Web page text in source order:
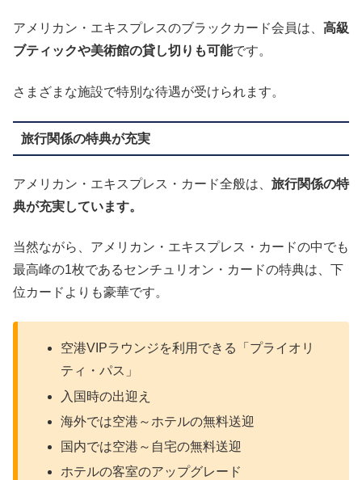
アメリカン・エキスプレスのブラックカード会員は、 高級
ブティックや美術館の貸し切りも可能です。
さまざまな施設で特別な待遇が受けられます。
旅行関係の特典が充実
アメリカン・エキスプレス・カード全般は、 旅行関係の特
典が充実しています。
当然ながら、アメリカン・エキスプレス・カードの中でも
最高峰の1枚であるセンチュリオン・カードの特典は、下
位カードよりも豪華です。
空港VIPラウンジを利用できる「プライオリ
ティ・パス」
入国時の出迎え
海外では空港～ホテルの無料送迎
国内では空港～自宅の無料送迎
ホテルの客室のアップグレード